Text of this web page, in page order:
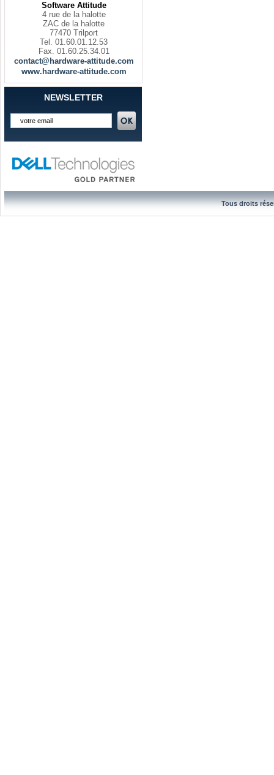
Software Attitude
4 rue de la halotte
ZAC de la halotte
77470 Trilport
Tel. 01.60.01.12.53
Fax. 01.60.25.34.01
contact@hardware-attitude.com
www.hardware-attitude.com
NEWSLETTER
Tous droits